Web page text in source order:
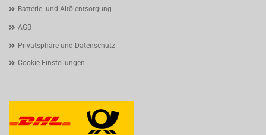
Batterie- und Altölentsorgung
AGB
Privatsphäre und Datenschutz
Cookie Einstellungen